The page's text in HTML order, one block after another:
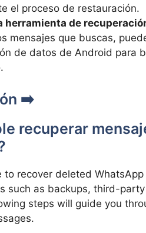
el proceso de restauración.
herramienta de
mensajes que buscas,
de datos de Android para
➡️
recuperar
to recover deleted
such as backups, third-
steps will guide you